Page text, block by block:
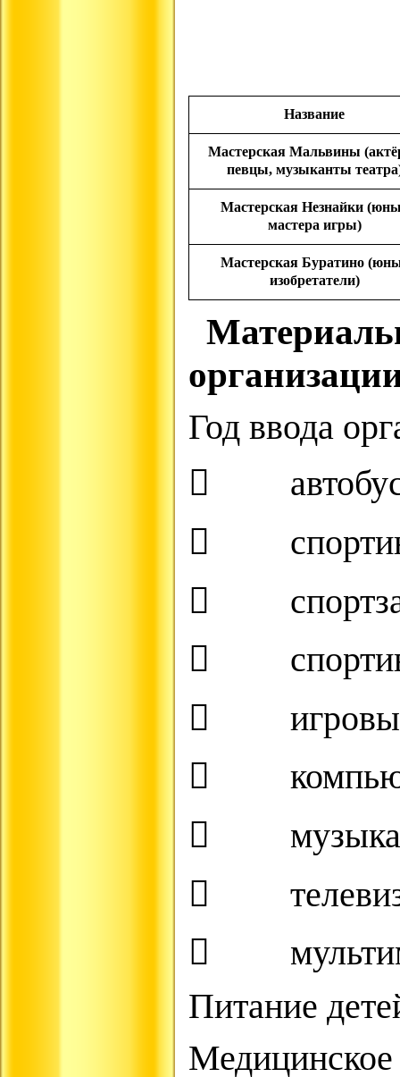
Название
Мастерская Мальвины
певцы, музыканты
Мастерская Незнайки
мастера игры)
Мастерская Буратино
изобретатели)
Год ввода









Питание